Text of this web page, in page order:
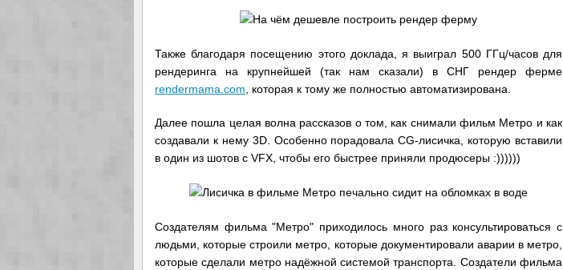
Также благодаря посещению этого доклада, я выиграл 500 ГГц/часов для
рендеринга на крупнейшей (так нам сказали) в СНГ рендер ферме
rendermama.com , которая к тому же полностью автоматизирована.
Далее пошла целая волна рассказов о том, как снимали фильм Метро и как
создавали к нему 3D. Особенно порадовала CG-лисичка, которую вставили
в один из шотов с VFX, чтобы его быстрее приняли продюсеры :))))))
Создателям фильма "Метро" приходилось много раз консультироваться с
людьми, которые строили метро, которые документировали аварии в метро,
которые сделали метро надёжной системой транспорта. Создатели фильма